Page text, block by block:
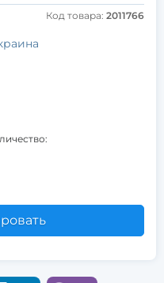
Код товара: 2011766